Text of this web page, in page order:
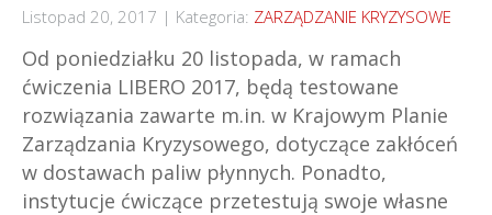
Listopad 20, 2017 Kategoria: ZARZĄDZANIE KRYZYSOWE
Od poniedziałku 20 listopada, w ramach
ćwiczenia LIBERO 2017, będą testowane
rozwiązania zawarte m.in. w Krajowym Planie
Zarządzania Kryzysowego, dotyczące zakłóceń
w dostawach paliw płynnych. Ponadto,
instytucje ćwiczące przetestują swoje własne